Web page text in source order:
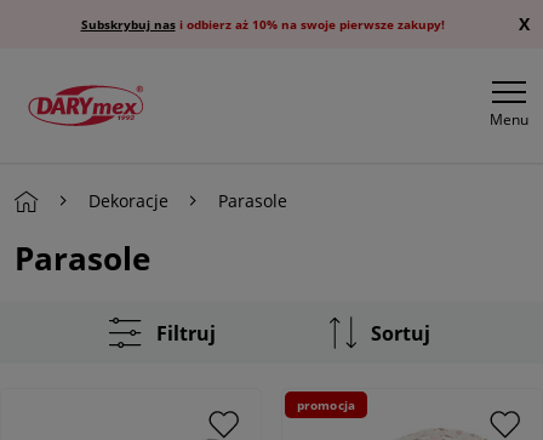
Subskrybuj nasi odbierz aż 10% na swoje pierwsze zakupy! X
Menu
Dekoracje Parasole
Parasole
Filtruj Sortuj
promocja